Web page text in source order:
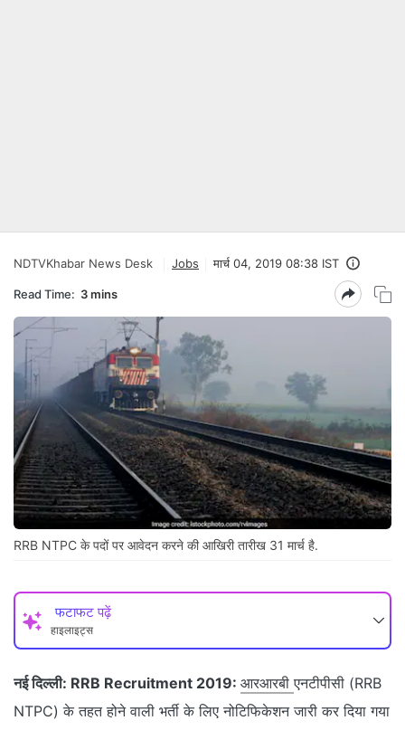
NDTVKhabar News Desk Jobs मार्च 04, 2019 08:38 IST
Read Time: 3 mins
RRB NTPC के पदों पर आवेदन करने की आखिरी तारीख 31 मार्च है.
फटाफट पढ़ें
हाइलाइट्स
नई दिल्ली: RRB Recruitment 2019: आरआरबीएनटीपीसी (RRB
NTPC) के तहत होने वाली भर्ती के लिए नोटिफिकेशन जारी कर दिया गया